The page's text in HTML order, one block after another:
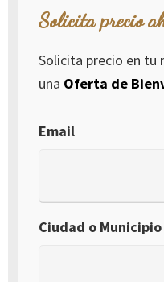
Solicita precio
Solicita precio en tu
una Oferta de
Email
Ciudad o Municipio